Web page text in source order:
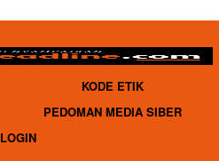
KODE ETIK
PEDOMAN MEDIA SIBER
LOGIN